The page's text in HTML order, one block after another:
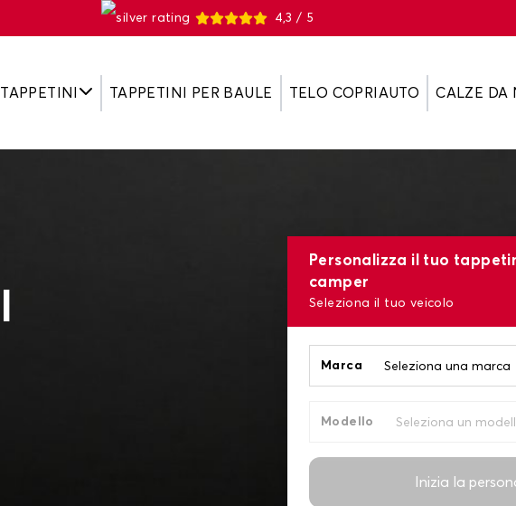
4,3 / 5
TAPPETINI TAPPETINI PER BAULE TELO COPRIAUTO
CALZE DA
Personalizza il tuo
camper
Seleziona il tuo veicolo
Marca
Modello
Inizia la